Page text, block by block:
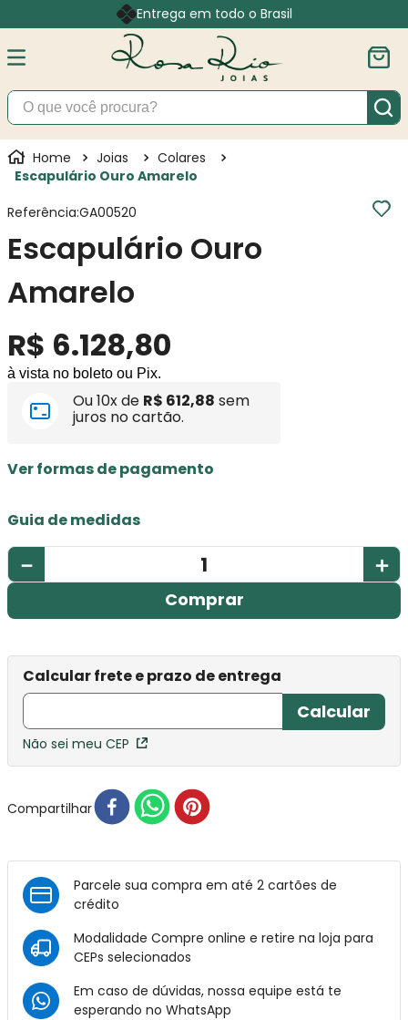
Entrega em todo o Brasil
O que você procura?
Joias
Colares
Escapulário Ouro Amarelo
Referência:GA00520
Escapulário Ouro
Amarelo
R$ 6.128,80
à vista no boleto ou Pix.
Ou10x de R$ 612,88 sem
juros no cartão.
Ver formas de pagamento
Guia de medidas
＋
－
Comprar
Não sei meu CEP
Compartilhar
Parcele sua compra em até 2 cartões de
crédito
Modalidade Compre online e retire na loja para
CEPs selecionados
Em caso de dúvidas, nossa equipe está te
esperando no WhatsApp